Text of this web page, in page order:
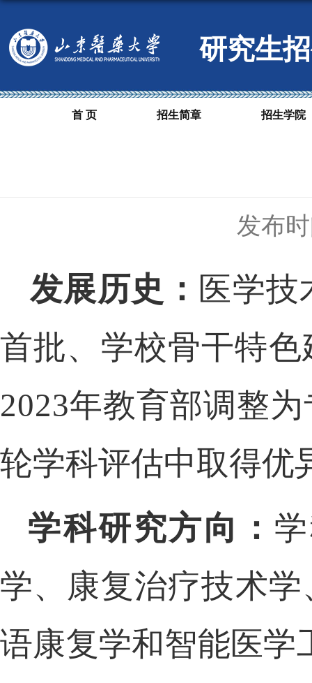
研究生
首 页 招生简章 招生学院
发布
发展历史： 医学
首批、学校骨干特
2023年教育部调整
轮学科评估中取得优
学科研究方向：
学、 康复治疗技术
语康复学和智能医学